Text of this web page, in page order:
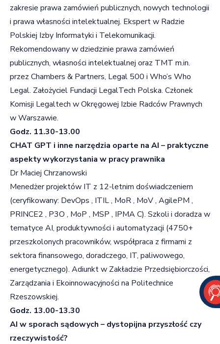
zakresie prawa zamówień publicznych, nowych technologii
i prawa własności intelektualnej. Ekspert w Radzie
Polskiej Izby Informatyki i Telekomunikacji.
Rekomendowany w dziedzinie prawa zamówień
publicznych, własności intelektualnej oraz TMT m.in.
przez Chambers & Partners, Legal 500 i Who’s Who
Legal. Założyciel Fundacji LegalTech Polska. Członek
Komisji Legaltech w Okręgowej Izbie Radców Prawnych
w Warszawie.
Godz. 11.30-13.00
CHAT GPT i inne narzędzia oparte na AI – praktyczne
aspekty wykorzystania w pracy prawnika
Dr Maciej Chrzanowski
Menedżer projektów IT z 12-letnim doświadczeniem
(ceryfikowany: DevOps , ITIL , MoR , MoV , AgilePM ,
PRINCE2 , P3O , MoP , MSP , IPMA C). Szkoli i doradza w
tematyce AI, produktywności i automatyzacji (4750+
przeszkolonych pracowników, współpraca z firmami z
sektora finansowego, doradczego, IT, paliwowego,
energetycznego). Adiunkt w Zakładzie Przedsiębiorczości,
Zarządzania i Ekoinnowacyjności na Politechnice
Rzeszowskiej.
Godz. 13.00-13.30
AI w sporach sądowych – dystopijna przyszłość czy
rzeczywistość?